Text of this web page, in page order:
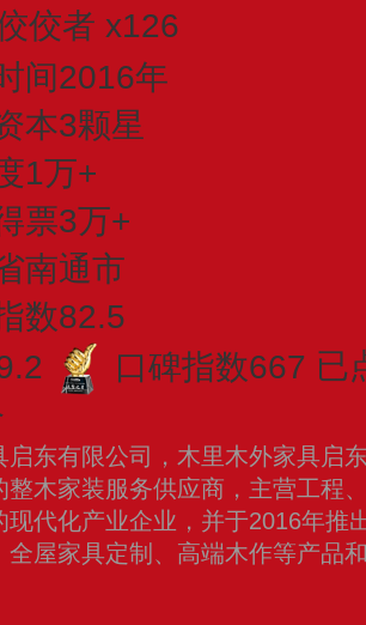
佼者 x126
间2016年
本3颗星
1万+
票3万+
南通市
数82.5
口碑指数667 已
启东有限公司，木里木外家具启
整木家装服务供应商，主营工程
现代化产业企业，并于2016年推
全屋家具定制、高端木作等产品